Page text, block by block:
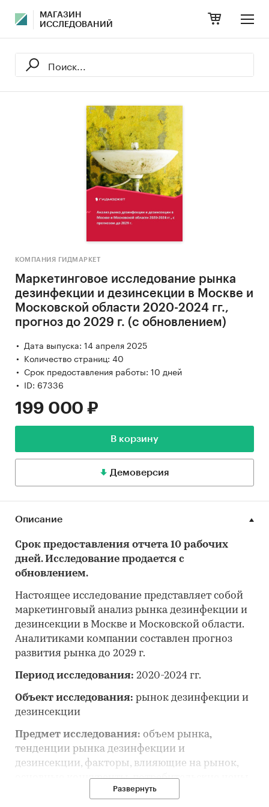
МАГАЗИН
ИССЛЕДОВАНИЙ
КОМПАНИЯ ГИДМАРКЕТ
Маркетинговое исследование рынка
дезинфекции и дезинсекции в Москве и
Московской области 2020-2024 гг.,
прогноз до 2029 г. (с обновлением)
Дата выпуска: 14 апреля 2025
Количество страниц: 40
Срок предоставления работы: 10 дней
ID: 67336
199 000 ₽
В корзину
Демоверсия
Описание
Срок предоставления отчета 10 рабочих
дней. Исследование продается с
обновлением.
Настоящее исследование представляет собой
маркетинговый анализ рынка дезинфекции и
дезинсекции в Москве и Московской области.
Аналитиками компании составлен прогноз
развития рынка до 2029 г.
Период исследования: 2020-2024 гг.
Объект исследования: рынок дезинфекции и
дезинсекции
Предмет исследования: объем рынка,
тенденции рынка дезинфекции и
дезинсекции, факторы, влияющие на рынок,
основные конкуренты, потребительские цены,
отраслевые финансово-экономические
Развернуть